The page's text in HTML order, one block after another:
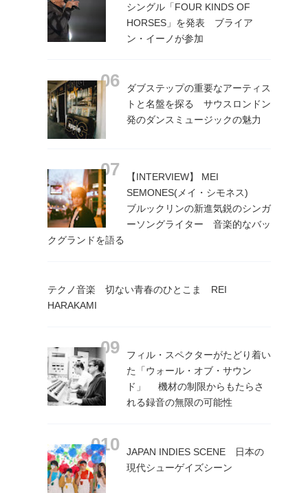
シングル「FOUR KINDS OF
HORSES」を発表 ブライア
ン・イーノが参加
ダブステップの重要なアーティス
トと名盤を探る サウスロンドン
発のダンスミュージックの魅力
【INTERVIEW】 MEI
SEMONES(メイ・シモネス)
ブルックリンの新進気鋭のシンガ
ーソングライター 音楽的なバッ
クグランドを語る
テクノ音楽 切ない青春のひとこま REI
HARAKAMI
フィル・スペクターがたどり着い
た「ウォール・オブ・サウン
ド」 機材の制限からもたらさ
れる録音の無限の可能性
JAPAN INDIES SCENE 日本の
現代シューゲイズシーン